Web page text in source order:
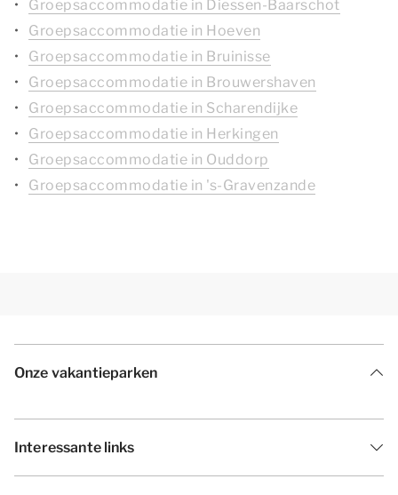
Groepsaccommodatie in Diessen-Baarschot
Groepsaccommodatie in Hoeven
Groepsaccommodatie in Bruinisse
Groepsaccommodatie in Brouwershaven
Groepsaccommodatie in Scharendijke
Groepsaccommodatie in Herkingen
Groepsaccommodatie in Ouddorp
Groepsaccommodatie in 's-Gravenzande
Onze vakantieparken
Interessante links